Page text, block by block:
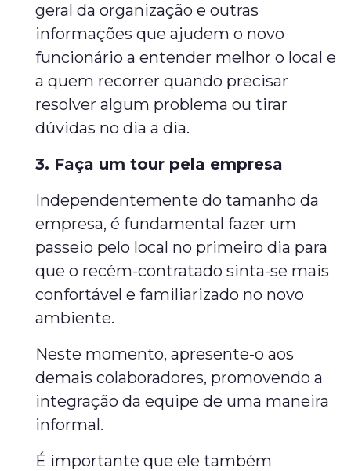
geral da organização e outras
informações que ajudem o novo
funcionário a entender melhor o local e
a quem recorrer quando precisar
resolver algum problema ou tirar
dúvidas no dia a dia.
3. Faça um tour pela empresa
Independentemente do tamanho da
empresa, é fundamental fazer um
passeio pelo local no primeiro dia para
que o recém-contratado sinta-se mais
confortável e familiarizado no novo
ambiente.
Neste momento, apresente-o aos
demais colaboradores, promovendo a
integração da equipe de uma maneira
informal.
É importante que ele também